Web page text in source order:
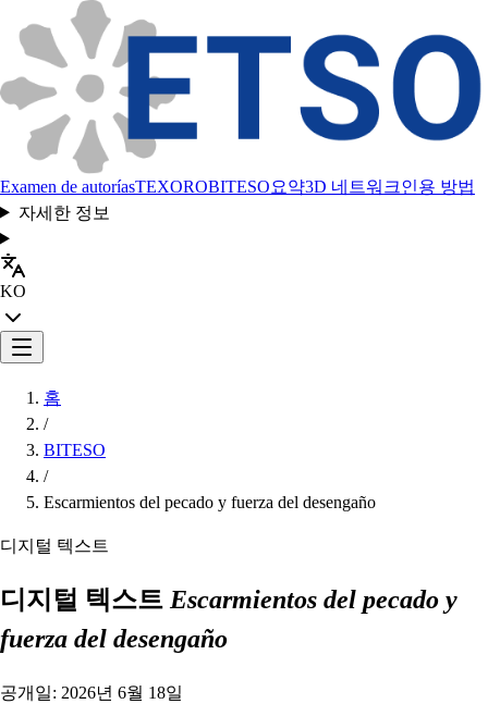
Examen de autoríasTEXOROBITESO요약3D 네트워크인용 방법
자세한 정보
KO
홈
/
BITESO
/
Escarmientos del pecado y fuerza del desengaño
디지털 텍스트
디지털 텍스트 Escarmientos del pecado y
fuerza del desengaño
공개일: 2026년 6월 18일